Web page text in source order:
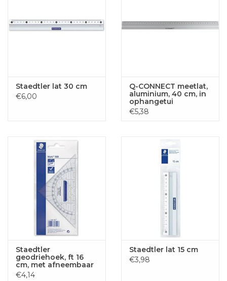
Staedtler lat 30 cm
€6,00
Q-CONNECT meetlat,
aluminium, 40 cm, in
ophangetui
€5,38
Staedtler
geodriehoek, ft 16
cm, met afneembaar
handvat
€4,14
Staedtler lat 15 cm
€3,98